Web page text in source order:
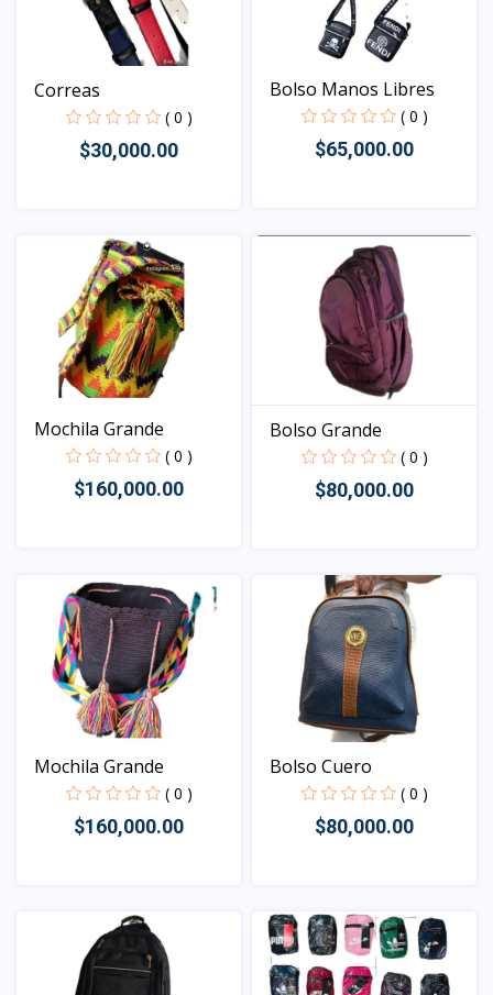
Correas
( 0 )
$30,000.00
Bolso Manos Libres
( 0 )
$65,000.00
Vista
Mochila Grande
( 0 )
$160,000.00
Bolso Grande
( 0 )
$80,000.00
Vista
Mochila Grande
( 0 )
$160,000.00
Vista
Bolso Cuero
( 0 )
$80,000.00
Vista